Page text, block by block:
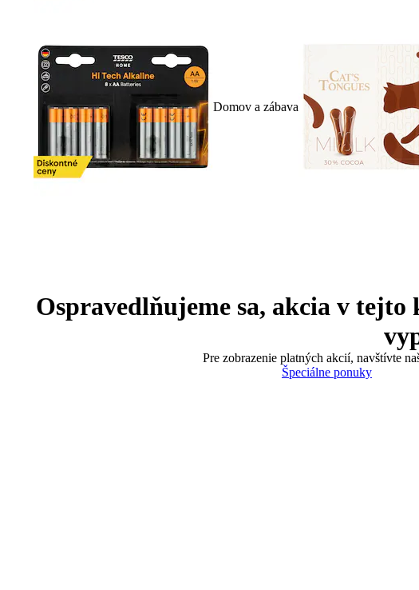
Domov a zábava
Ospravedlňujeme sa, akcia v
Pre zobrazenie platných akcií, navštívte
Špeciálne ponuky